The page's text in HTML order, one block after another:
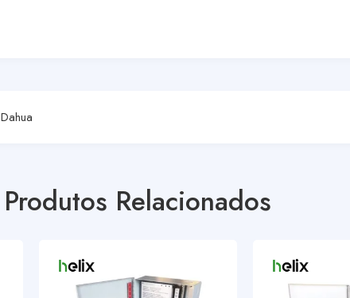
Dahua
Produtos Relacionados